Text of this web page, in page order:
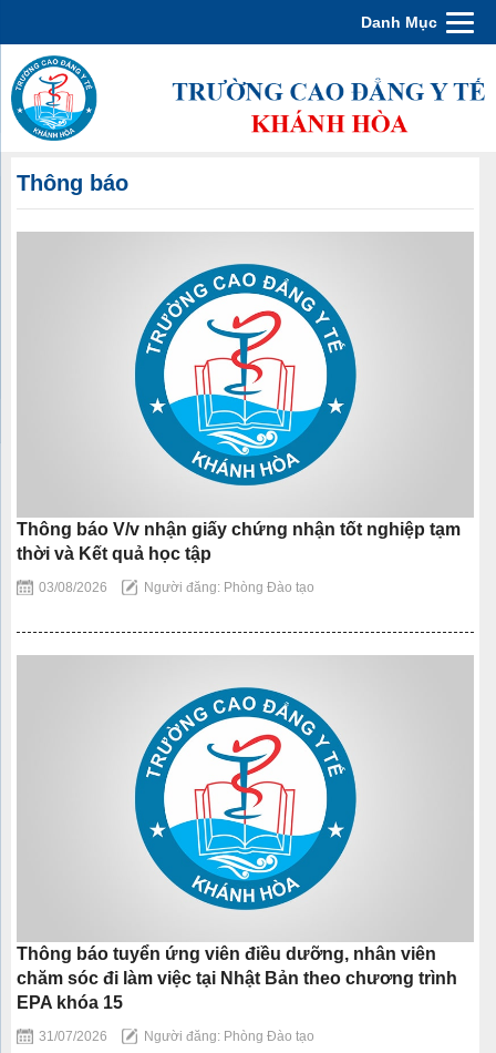
Danh Mục
Thông báo
Thông báo V/v nhận giấy chứng nhận tốt nghiệp tạm
thời và Kết quả học tập
03/08/2026 Người đăng: Phòng Đào tạo
Thông báo tuyển ứng viên điều dưỡng, nhân viên
chăm sóc đi làm việc tại Nhật Bản theo chương trình
EPA khóa 15
31/07/2026 Người đăng: Phòng Đào tạo